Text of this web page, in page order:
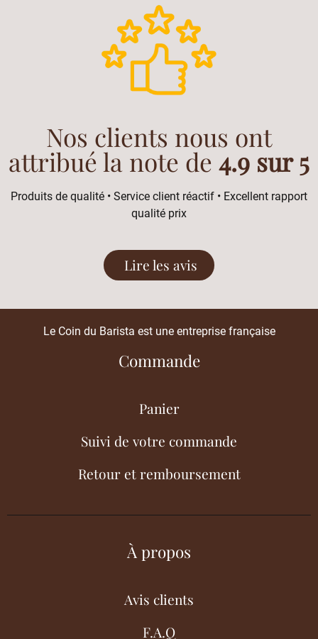
Nos clients nous ont
attribué la note de 4.9 sur 5
Produits de qualité • Service client réactif • Excellent rapport
qualité prix
Lire les avis
Le Coin du Barista est une entreprise française
Commande
Panier
Suivi de votre commande
Retour et remboursement
À propos
Avis clients
F.A.Q